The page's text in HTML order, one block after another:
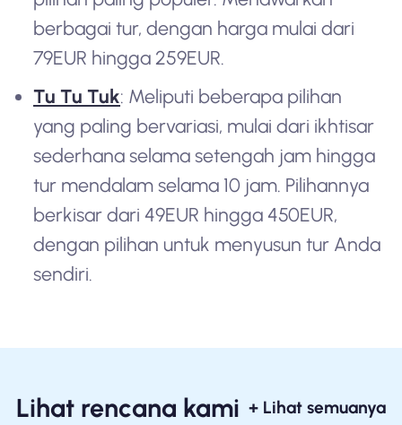
berbagai tur, dengan harga mulai dari
79EUR hingga 259EUR.
Tu Tu Tuk: Meliputi beberapa pilihan
yang paling bervariasi, mulai dari ikhtisar
sederhana selama setengah jam hingga
tur mendalam selama 10 jam. Pilihannya
berkisar dari 49EUR hingga 450EUR,
dengan pilihan untuk menyusun tur Anda
sendiri.
Lihat rencana kami + Lihat semuanya